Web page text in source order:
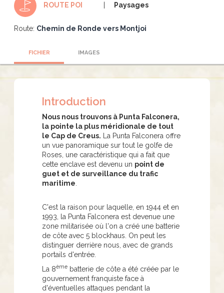
ROUTE POI Paysages
Route: Chemin de Ronde vers Montjoi
FICHIER IMAGES
Introduction
Nous nous trouvons à Punta Falconera,
la pointe la plus méridionale de tout
le Cap de Creus. La Punta Falconera offre
un vue panoramique sur tout le golfe de
Roses, une caractéristique qui a fait que
cette enclave est devenu un point de
guet et de surveillance du trafic
maritime
C'est la raison pour laquelle, en 1944 et en
1993, la Punta Falconera est devenue une
zone militarisée où l'on a créé une batterie
de côte avec 5 blockhaus. On peut les
distinguer derrière nous, avec de grands
portails d'entrée.
La 8ème batterie de côte a été créée par le
gouvernement franquiste face à
d'éventuelles attaques pendant la